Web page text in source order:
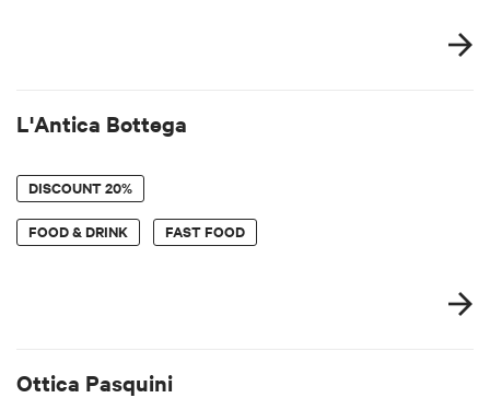
L'Antica Bottega
DISCOUNT20%
FOOD & DRINK FAST FOOD
Ottica Pasquini